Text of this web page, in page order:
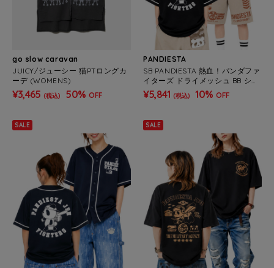
go slow caravan
JUICY/ジューシー 猫PTロングカ
ーデ (WOMENS)
¥3,465 (税込) 50% OFF
PANDIESTA
SB PANDIESTA 熱血！パンダファ
イターズ ドライメッシュ BB シャ
ツ(526868 MENS/WOMENS)
¥5,841 (税込) 10% OFF
SALE SALE